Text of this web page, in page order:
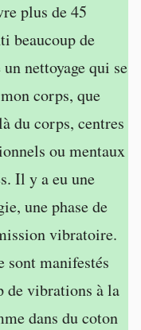
plus de 45
beaucoup de
nettoyage qui se
corps, que
du corps, centres
ou mentaux
Il y a eu une
une phase de
vibratoire.
sont manifestés
de vibrations à la
dans du coton